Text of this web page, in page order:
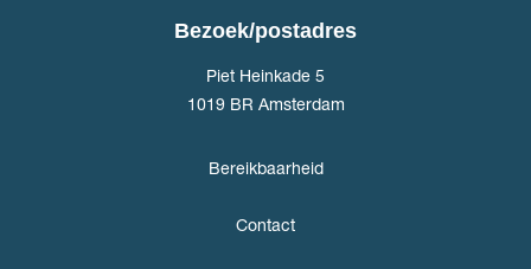
Bezoek/postadres
Piet Heinkade 5
1019 BR Amsterdam
Bereikbaarheid
Contact